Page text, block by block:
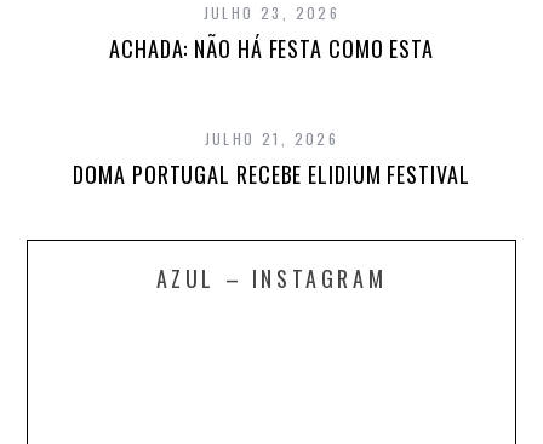
JULHO 23, 2026
ACHADA: NÃO HÁ FESTA COMO ESTA
JULHO 21, 2026
DOMA PORTUGAL RECEBE ELIDIUM FESTIVAL
AZUL – INSTAGRAM